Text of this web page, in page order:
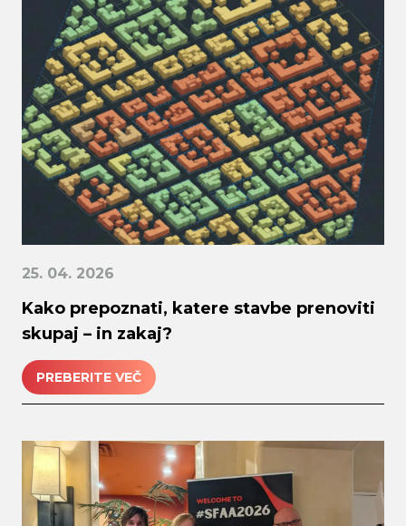
25. 04. 2026
Kako prepoznati, katere stavbe prenoviti
skupaj – in zakaj?
PREBERITE VEČ